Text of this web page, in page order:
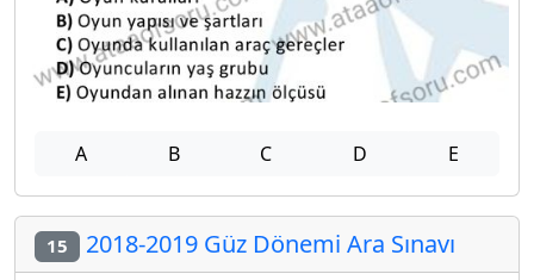
A B C D E
15 2018-2019 Güz Dönemi Ara Sınavı